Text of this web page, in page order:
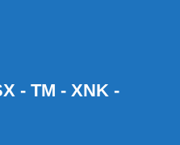
- TM - XNK -